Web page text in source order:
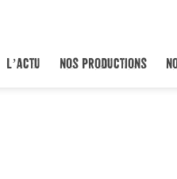
L’ACTU NOS PRODUCTIONS